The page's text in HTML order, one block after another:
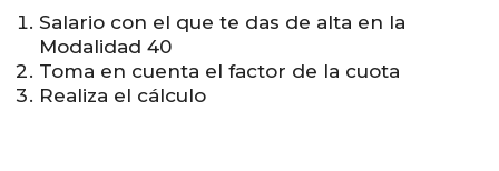
Salario con el que te das de alta en la
Modalidad 40
Toma en cuenta el factor de la cuota
Realiza el cálculo